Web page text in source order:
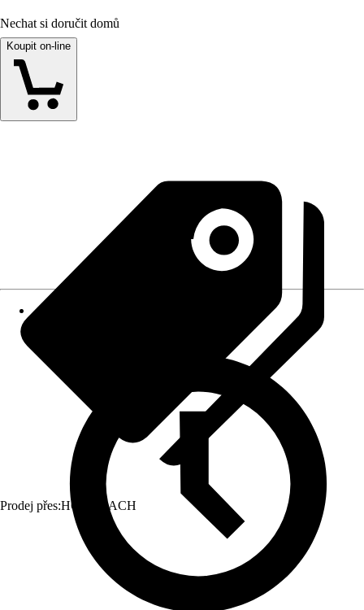
Nechat si doručit domů
Koupit on-line
Prodej přes:HORNBACH